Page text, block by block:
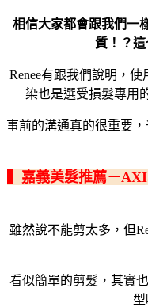
相信大家都會跟我們一
質！？
Renee有跟我們說明，
染也是選受損髮專用
事前的溝通真的很重要
▍嘉義美髮推薦－
雖然說不能剪太多，但
看似簡單的剪髮，其實